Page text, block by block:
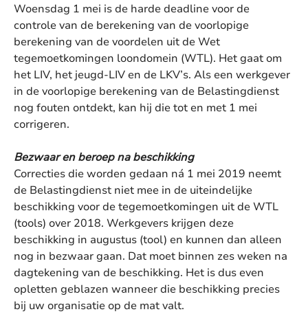
Woensdag 1 mei is de harde deadline voor de
controle van de berekening van de voorlopige
berekening van de voordelen uit de Wet
tegemoetkomingen loondomein (WTL). Het gaat om
het LIV, het jeugd-LIV en de LKV’s. Als een werkgever
in de voorlopige berekening van de Belastingdienst
nog fouten ontdekt, kan hij die tot en met 1 mei
corrigeren.
Bezwaar en beroep na beschikking
Correcties die worden gedaan ná 1 mei 2019 neemt
de Belastingdienst niet mee in de uiteindelijke
beschikking voor de tegemoetkomingen uit de WTL
(tools) over 2018. Werkgevers krijgen deze
beschikking in augustus (tool) en kunnen dan alleen
nog in bezwaar gaan. Dat moet binnen zes weken na
dagtekening van de beschikking. Het is dus even
opletten geblazen wanneer die beschikking precies
bij uw organisatie op de mat valt.